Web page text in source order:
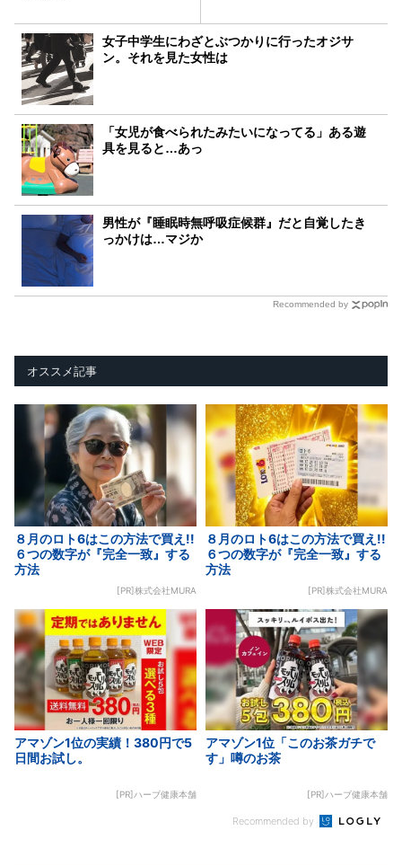
女子中学生にわざとぶつかりに行ったオジサ
ン。それを見た女性は
「女児が食べられたみたいになってる」ある遊
具を見ると…あっ
男性が『睡眠時無呼吸症候群』だと自覚したき
っかけは…マジか
Recommended by
オススメ記事
８月のロト6はこの方法で買え!!
６つの数字が『完全一致』する
方法
[PR]株式会社MURA
８月のロト6はこの方法で買え!!
６つの数字が『完全一致』する
方法
[PR]株式会社MURA
アマゾン1位の実績！380円で5
日間お試し。
[PR]ハーブ健康本舗
アマゾン1位「このお茶ガチで
す」噂のお茶
[PR]ハーブ健康本舗
Recommended by